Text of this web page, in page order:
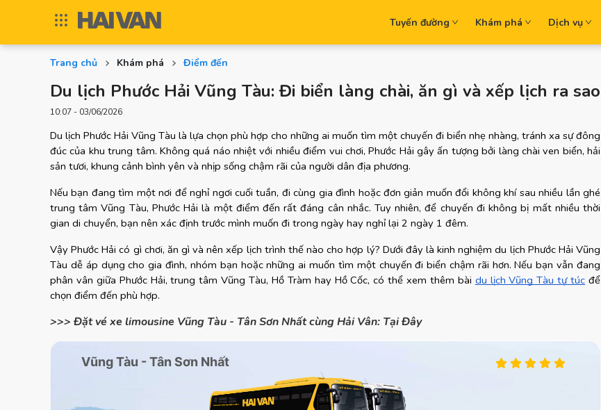
Tuyến đường Khám phá Dịch vụ
Trang chủ Khám phá Điểm đến
Du lịch Phước Hải Vũng Tàu: Đi biển làng chài, ăn gì và xếp lịch ra sao
10:07 - 03/06/2026
Du lịch Phước Hải Vũng Tàu là lựa chọn phù hợp cho những ai muốn tìm một chuyến đi biển nhẹ nhàng, tránh xa sự đông
đúc của khu trung tâm. Không quá náo nhiệt với nhiều điểm vui chơi, Phước Hải gây ấn tượng bởi làng chài ven biển, hải
sản tươi, khung cảnh bình yên và nhịp sống chậm rãi của người dân địa phương.
Nếu bạn đang tìm một nơi để nghỉ ngơi cuối tuần, đi cùng gia đình hoặc đơn giản muốn đổi không khí sau nhiều lần ghé
trung tâm Vũng Tàu, Phước Hải là một điểm đến rất đáng cân nhắc. Tuy nhiên, để chuyến đi không bị mất nhiều thời
gian di chuyển, bạn nên xác định trước mình muốn đi trong ngày hay nghỉ lại 2 ngày 1 đêm.
Vậy Phước Hải có gì chơi, ăn gì và nên xếp lịch trình thế nào cho hợp lý? Dưới đây là kinh nghiệm du lịch Phước Hải Vũng
Tàu dễ áp dụng cho gia đình, nhóm bạn hoặc những ai muốn tìm một chuyến đi biển chậm rãi hơn. Nếu bạn vẫn đang
phân vân giữa Phước Hải, trung tâm Vũng Tàu, Hồ Tràm hay Hồ Cốc, có thể xem thêm bài du lịch Vũng Tàu tự túc để
chọn điểm đến phù hợp.
>>> Đặt vé xe limousine Vũng Tàu - Tân Sơn Nhất cùng Hải Vân: Tại Đây